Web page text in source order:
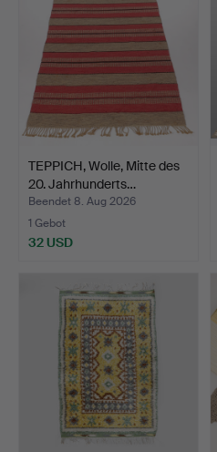
TEPPICH, Wolle, Mitte des
20. Jahrhunderts…
Beendet 8. Aug 2026
1 Gebot
32 USD